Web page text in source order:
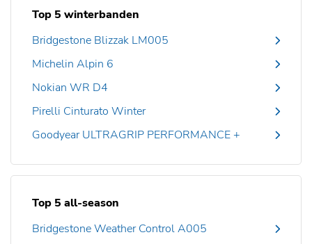
Top 5 winterbanden
Bridgestone Blizzak LM005
Michelin Alpin 6
Nokian WR D4
Pirelli Cinturato Winter
Goodyear ULTRAGRIP PERFORMANCE +
Top 5 all-season
Bridgestone Weather Control A005